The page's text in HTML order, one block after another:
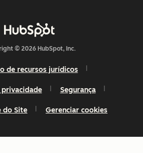
© 2026 HubSpot, Inc.
de recursos jurídicos
Segurança
do Site Gerenciar cookies